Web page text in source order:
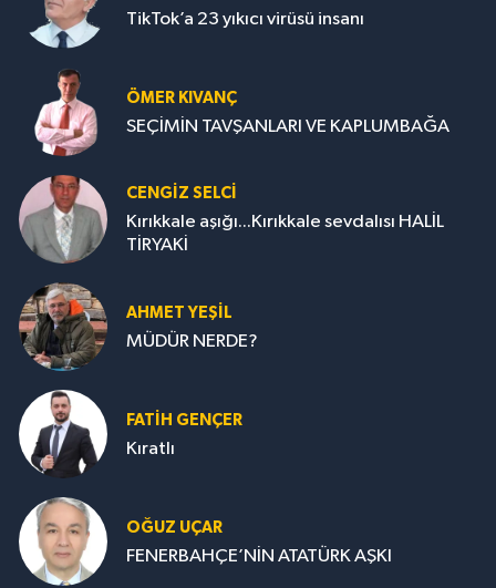
TikTok’a 23 yıkıcı virüsü insanı
ÖMER KIVANÇ
SEÇİMİN TAVŞANLARI VE KAPLUMBAĞA
CENGİZ SELCİ
Kırıkkale aşığı...Kırıkkale sevdalısı HALİL
TİRYAKİ
AHMET YEŞİL
MÜDÜR NERDE?
FATIH GENÇER
Kıratlı
OĞUZ UÇAR
FENERBAHÇE’NİN ATATÜRK AŞKI